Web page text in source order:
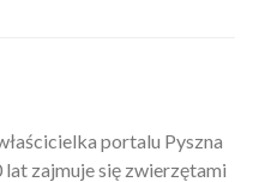
portalu Pyszna
zajmuje się zwierzętami